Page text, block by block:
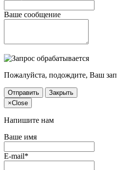
Ваше сообщение
Пожалуйста, подождите, Ваш
Отправить
Закрыть
×Close
Напишите нам
Ваше имя
E-mail*